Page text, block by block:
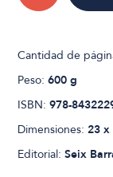
Cantidad de
Peso:600 g
ISBN:978-
Dimensiones:23 x
Editorial:Seix